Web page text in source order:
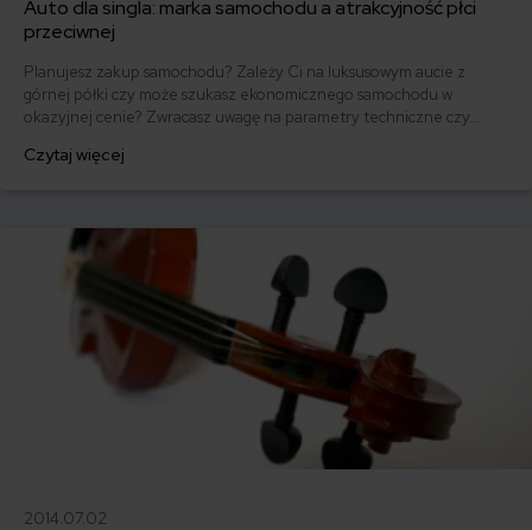
Auto dla singla: marka samochodu a atrakcyjność płci
przeciwnej
Planujesz zakup samochodu? Zależy Ci na luksusowym aucie z
górnej półki czy może szukasz ekonomicznego samochodu w
okazyjnej cenie? Zwracasz uwagę na parametry techniczne czy
jeszcze jeden czynnik - nieco mniej oczywisty. Jaki? Powodzenie u
Czytaj więcej
2014.07.02